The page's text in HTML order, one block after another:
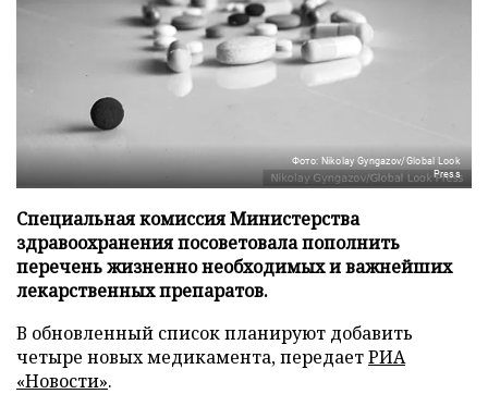
Фото: Nikolay Gyngazov/Global Look
Press
Специальная комиссия Министерства
здравоохранения посоветовала пополнить
перечень жизненно необходимых и важнейших
лекарственных препаратов.
В обновленный список планируют добавить
четыре новых медикамента, передаетРИА
«Новости».